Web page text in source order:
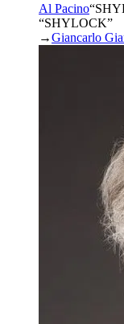
Al Pacino“
“SHYLOCK”
→Giancarlo